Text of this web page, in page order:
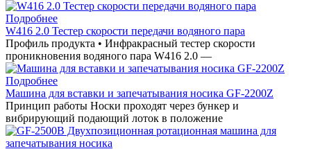
Подробнее
W416 2.0 Тестер скорости передачи водяного пара
Профиль продукта • Инфракрасный тестер скорости
проникновения водяного пара W416 2.0 —
Подробнее
Машина для вставки и запечатывания носика GF-2200Z
Принцип работы Носки проходят через бункер и
вибрирующий подающий лоток в положение